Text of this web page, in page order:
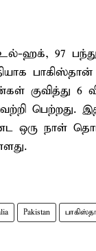
ஹக், 97
குவித்து 6
பெற்றது.
ஒரு நாள்
Pakistan